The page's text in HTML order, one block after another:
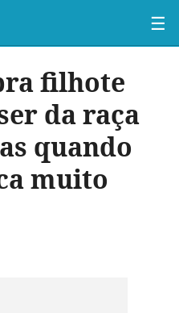
☰
filhote
da raça
quando
muito